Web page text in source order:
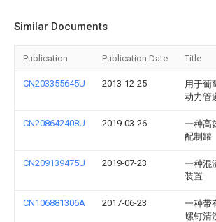
Similar Documents
Publication Publication Date Title
CN203355645U 2013-12-25
用于葡
动力管
CN208642408U 2019-03-26
一种高
配制罐
CN209139475U 2019-07-23
一种混
装置
CN106881306A 2017-06-23
一种带
螺钉清